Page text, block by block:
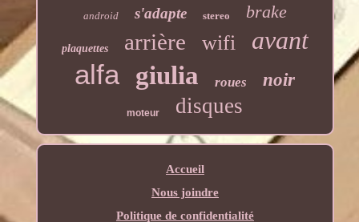
android s'adapte stereo brake
plaquettes arrière wifi avant
alfa giulia roues noir
moteur disques
Accueil
Nous joindre
Politique de confidentialité